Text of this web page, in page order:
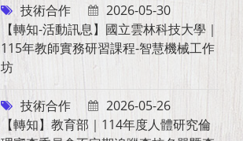
技術合作
2026-05-30
【轉知-活動訊息】國立雲林科技大學｜
115年教師實務研習課程-智慧機械工作
坊
技術合作
2026-05-26
【轉知】教育部｜114年度人體研究倫